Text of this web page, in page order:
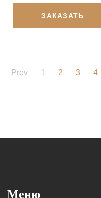
ЗАКАЗАТЬ
Prev 1 2 3 4
Меню